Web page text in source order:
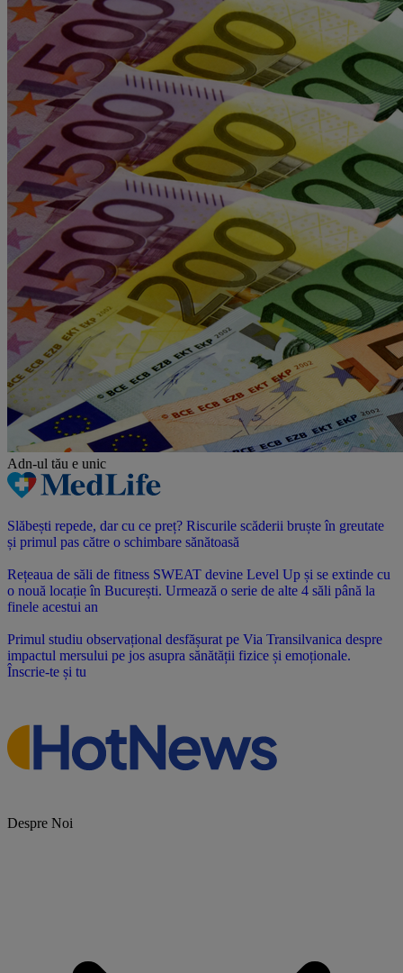
Adn-ul tău e unic
Slăbești repede, dar cu ce preț? Riscurile scăderii bruște în greutate
și primul pas către o schimbare sănătoasă
Rețeaua de săli de fitness SWEAT devine Level Up și se extinde cu
o nouă locație în București. Urmează o serie de alte 4 săli până la
finele acestui an
Primul studiu observațional desfășurat pe Via Transilvanica despre
impactul mersului pe jos asupra sănătății fizice și emoționale.
Înscrie-te și tu
Despre Noi